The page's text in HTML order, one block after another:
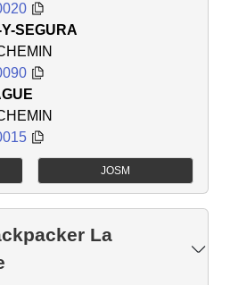
SEGURA
JOSM
La